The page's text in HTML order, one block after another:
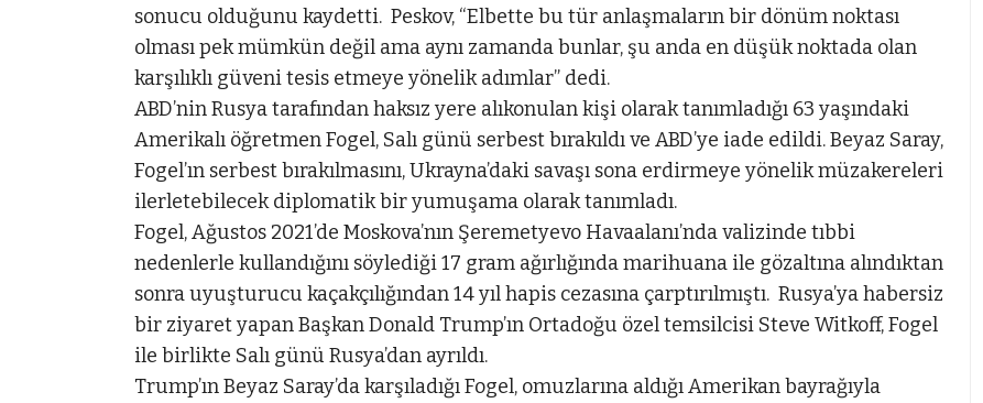
sonucu olduğunu kaydetti. Peskov, “Elbette bu tür anlaşmaların bir dönüm noktası
olması pek mümkün değil ama aynı zamanda bunlar, şu anda en düşük noktada olan
karşılıklı güveni tesis etmeye yönelik adımlar” dedi.
ABD’nin Rusya tarafından haksız yere alıkonulan kişi olarak tanımladığı 63 yaşındaki
Amerikalı öğretmen Fogel, Salı günü serbest bırakıldı ve ABD’ye iade edildi. Beyaz Saray,
Fogel’ın serbest bırakılmasını, Ukrayna’daki savaşı sona erdirmeye yönelik müzakereleri
ilerletebilecek diplomatik bir yumuşama olarak tanımladı.
Fogel, Ağustos 2021’de Moskova’nın Şeremetyevo Havaalanı’nda valizinde tıbbi
nedenlerle kullandığını söylediği 17 gram ağırlığında marihuana ile gözaltına alındıktan
sonra uyuşturucu kaçakçılığından 14 yıl hapis cezasına çarptırılmıştı. Rusya’ya habersiz
bir ziyaret yapan Başkan Donald Trump’ın Ortadoğu özel temsilcisi Steve Witkoff, Fogel
ile birlikte Salı günü Rusya’dan ayrıldı.
Trump’ın Beyaz Saray’da karşıladığı Fogel, omuzlarına aldığı Amerikan bayrağıyla